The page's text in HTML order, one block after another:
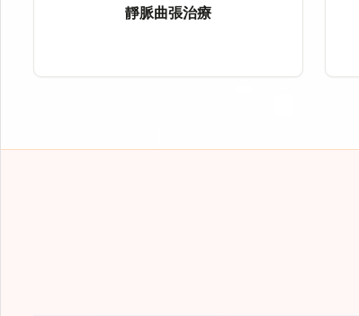
靜脈曲張治療
靜脈曲張治療主要針對下肢靜脈瓣膜功
治療方式：血管雷射治療